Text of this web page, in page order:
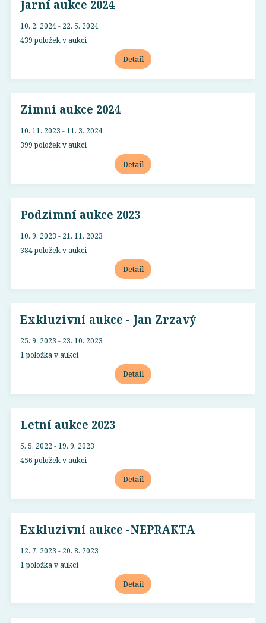
Jarní aukce 2024
10. 2. 2024 - 22. 5. 2024
439 položek v aukci
Detail
Zimní aukce 2024
10. 11. 2023 - 11. 3. 2024
399 položek v aukci
Detail
Podzimní aukce 2023
10. 9. 2023 - 21. 11. 2023
384 položek v aukci
Detail
Exkluzivní aukce - Jan Zrzavý
25. 9. 2023 - 23. 10. 2023
1 položka v aukci
Detail
Letní aukce 2023
5. 5. 2022 - 19. 9. 2023
456 položek v aukci
Detail
Exkluzivní aukce -NEPRAKTA
12. 7. 2023 - 20. 8. 2023
1 položka v aukci
Detail